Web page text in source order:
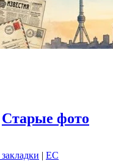
Старые фото
| EC